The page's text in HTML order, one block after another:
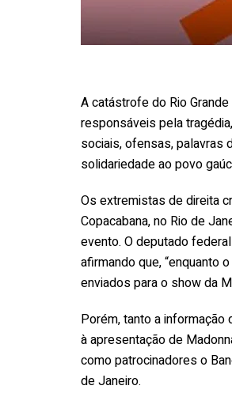
A catástrofe do Rio
responsáveis pela
sociais, ofensas, palavras
solidariedade ao povo
Os extremistas de direita
Copacabana, no Rio de
evento. O deputado
afirmando que, “enquanto
enviados para o show da
Porém, tanto a
à apresentação de
como patrocinadores o
de Janeiro.